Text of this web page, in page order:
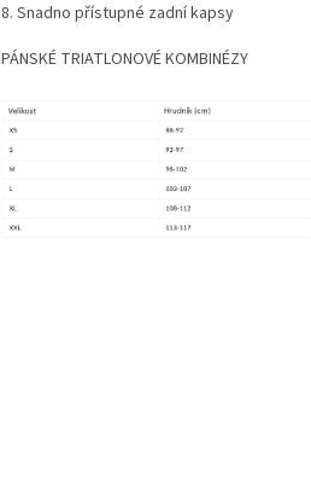
8. Snadno přístupné zadní kapsy
PÁNSKÉ TRIATLONOVÉ KOMBINÉZY